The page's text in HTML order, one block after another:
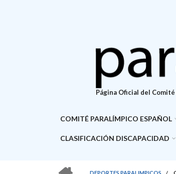
Página Oficial del
COMITÉ PARALÍMPICO ESPAÑOL
CLASIFICACIÓN DISCAPACIDAD
DEPORTES PARALIMPICOS
/